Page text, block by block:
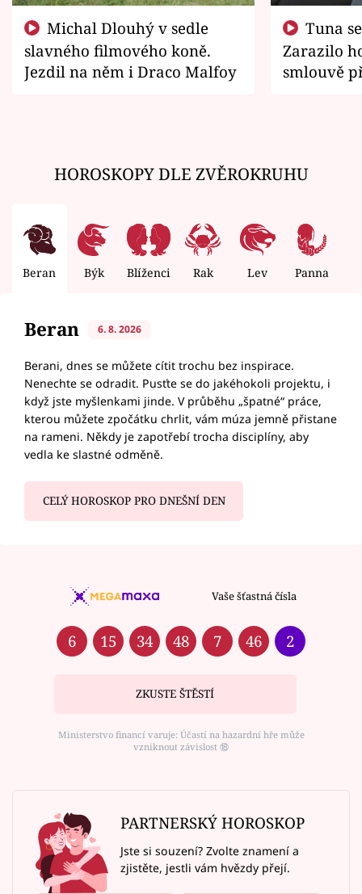
slavného filmového koně.
Jezdil na něm i Draco Malfoy
Zarazilo
smlouvě
HOROSKOPY DLE ZVĚROKRUHU
Beran Býk Blíženci Rak Lev Panna
Beran 6. 8. 2026
Berani, dnes se můžete cítit trochu bez inspirace.
Nenechte se odradit. Pusťte se do jakéhokoli projektu, i
když jste myšlenkami jinde. V průběhu „špatné“ práce,
kterou můžete zpočátku chrlit, vám múza jemně přistane
na rameni. Někdy je zapotřebí trocha disciplíny, aby
vedla ke slastné odměně.
CELÝ HOROSKOP PRO DNEŠNÍ DEN
Vaše šťastná čísla
6 15 34 48 7 46 2
ZKUSTE ŠTĚSTÍ
Ministerstvo financí varuje: Účastí na hazardní hře může
vzniknout závislost ⑱
PARTNERSKÝ HOROSKOP
Jste si souzení? Zvolte znamení a
zjistěte, jestli vám hvězdy přejí.